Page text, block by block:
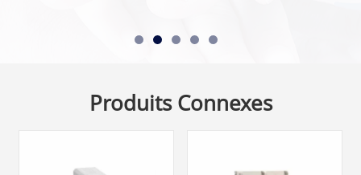
Produits Connexes